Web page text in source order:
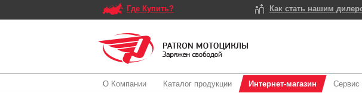
Где Купить? Как стать нашим
О Компании Каталог продукции Интернет-магазин Сервис